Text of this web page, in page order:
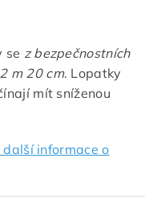
se z bezpečnostních
m 20 cm. Lopatky
mít sníženou
informace o